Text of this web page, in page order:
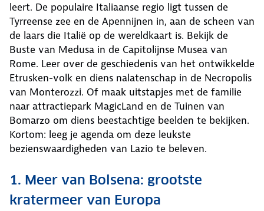
leert. De populaire Italiaanse regio ligt tussen de
Tyrreense zee en de Apennijnen in, aan de scheen van
de laars die Italië op de wereldkaart is. Bekijk de
Buste van Medusa in de Capitolijnse Musea van
Rome. Leer over de geschiedenis van het ontwikkelde
Etrusken-volk en diens nalatenschap in de Necropolis
van Monterozzi. Of maak uitstapjes met de familie
naar attractiepark MagicLand en de Tuinen van
Bomarzo om diens beestachtige beelden te bekijken.
Kortom: leeg je agenda om deze leukste
bezienswaardigheden van Lazio te beleven.
1. Meer van Bolsena: grootste
kratermeer van Europa